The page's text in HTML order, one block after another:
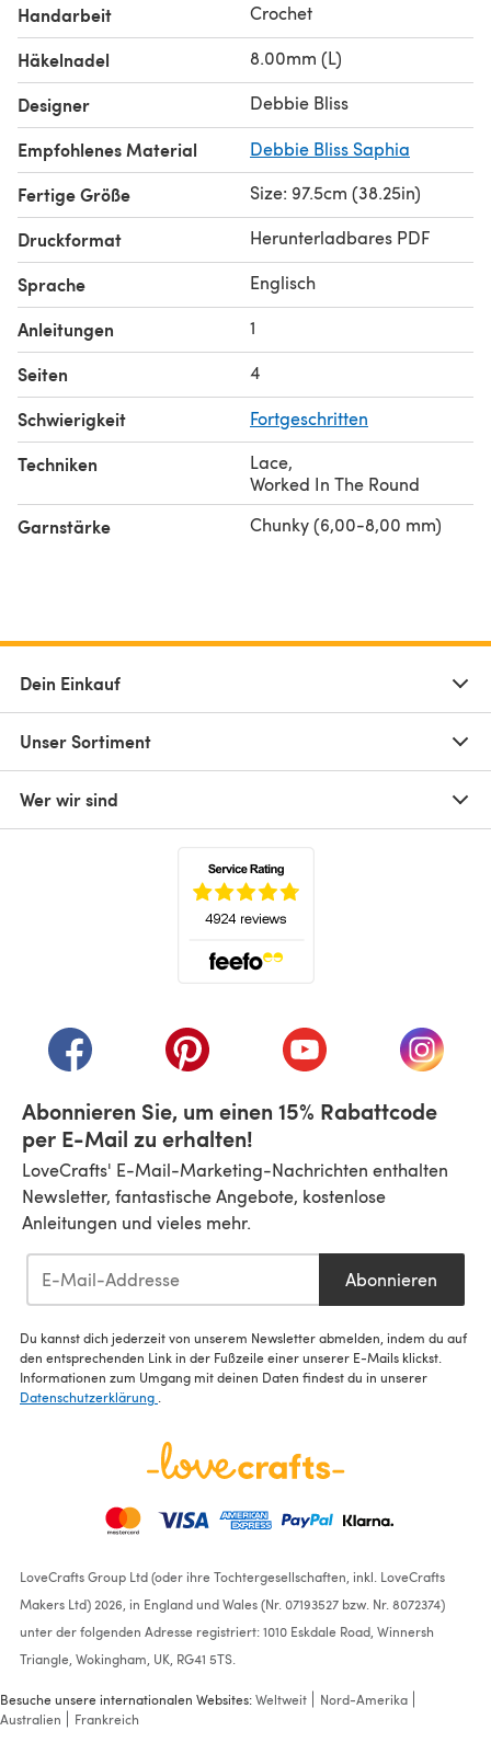
Handarbeit Crochet
Häkelnadel 8.00mm (L)
Designer Debbie Bliss
Empfohlenes Material Debbie Bliss Saphia
Fertige Größe Size: 97.5cm (38.25in)
Druckformat Herunterladbares PDF
Sprache Englisch
Anleitungen 1
Seiten 4
Schwierigkeit Fortgeschritten
Techniken Lace,
Worked In The Round
Garnstärke Chunky (6,00-8,00 mm)
Dein Einkauf
Unser Sortiment
Wer wir sind
(öffnet sich in einem neuen Tab)
(öffnet sich in einem neuen Tab)
(öffnet sich in einem
(öffnet
Abonnieren Sie, um einen 15% Rabattcode
per E-Mail zu erhalten!
LoveCrafts' E-Mail-Marketing-Nachrichten enthalten
Newsletter, fantastische Angebote, kostenlose
Anleitungen und vieles mehr.
Abonnieren
Du kannst dich jederzeit von unserem Newsletter abmelden, indem du auf
den entsprechenden Link in der Fußzeile einer unserer E-Mails klickst.
Informationen zum Umgang mit deinen Daten findest du in unserer
Datenschutzerklärung
LoveCrafts Group Ltd (oder ihre Tochtergesellschaften, inkl. LoveCrafts
Makers Ltd) 2026, in England und Wales (Nr. 07193527 bzw. Nr. 8072374)
unter der folgenden Adresse registriert: 1010 Eskdale Road, Winnersh
Triangle, Wokingham, UK, RG41 5TS.
Besuche unsere internationalen Websites:Weltweit
Nord-Amerika
Australien
Frankreich